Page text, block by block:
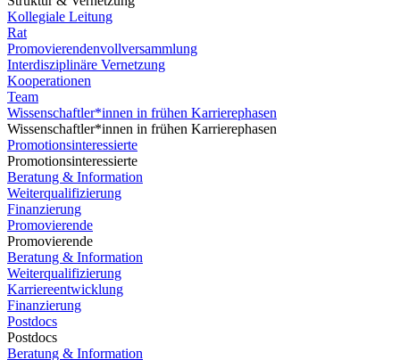
Kollegiale Leitung
Rat
Promovierendenvollversammlung
Interdisziplinäre Vernetzung
Kooperationen
Team
Wissenschaftler*innen in frühen Karrierephasen
Wissenschaftler*innen in frühen Karrierephasen
Promotionsinteressierte
Promotionsinteressierte
Beratung & Information
Weiterqualifizierung
Finanzierung
Promovierende
Promovierende
Beratung & Information
Weiterqualifizierung
Karriereentwicklung
Finanzierung
Postdocs
Postdocs
Beratung & Information